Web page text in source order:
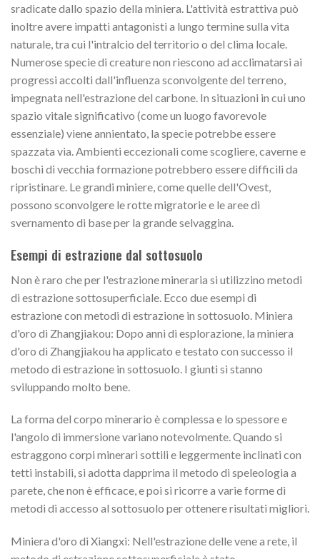
sradicate dallo spazio della miniera. L'attività estrattiva può
inoltre avere impatti antagonisti a lungo termine sulla vita
naturale, tra cui l'intralcio del territorio o del clima locale.
Numerose specie di creature non riescono ad acclimatarsi ai
progressi accolti dall'influenza sconvolgente del terreno,
impegnata nell'estrazione del carbone. In situazioni in cui uno
spazio vitale significativo (come un luogo favorevole
essenziale) viene annientato, la specie potrebbe essere
spazzata via. Ambienti eccezionali come scogliere, caverne e
boschi di vecchia formazione potrebbero essere difficili da
ripristinare. Le grandi miniere, come quelle dell'Ovest,
possono sconvolgere le rotte migratorie e le aree di
svernamento di base per la grande selvaggina.
Esempi di estrazione dal sottosuolo
Non è raro che per l'estrazione mineraria si utilizzino metodi
di estrazione sottosuperficiale. Ecco due esempi di
estrazione con metodi di estrazione in sottosuolo. Miniera
d'oro di Zhangjiakou: Dopo anni di esplorazione, la miniera
d'oro di Zhangjiakou ha applicato e testato con successo il
metodo di estrazione in sottosuolo. I giunti si stanno
sviluppando molto bene.
La forma del corpo minerario è complessa e lo spessore e
l'angolo di immersione variano notevolmente. Quando si
estraggono corpi minerari sottili e leggermente inclinati con
tetti instabili, si adotta dapprima il metodo di speleologia a
parete, che non è efficace, e poi si ricorre a varie forme di
metodi di accesso al sottosuolo per ottenere risultati migliori.
Miniera d'oro di Xiangxi: Nell'estrazione delle vene a rete, il